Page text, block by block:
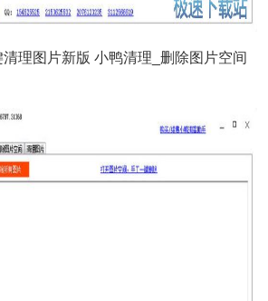
理图片新版 小鸭清理_删除图片空间